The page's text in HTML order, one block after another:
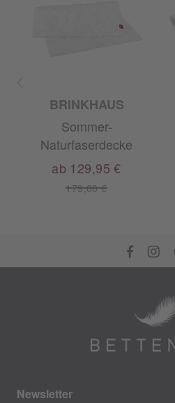
BRINKHAUS
Sommer-
Naturfaserdecke
179,00 €
ab 129,95 €
Newsletter